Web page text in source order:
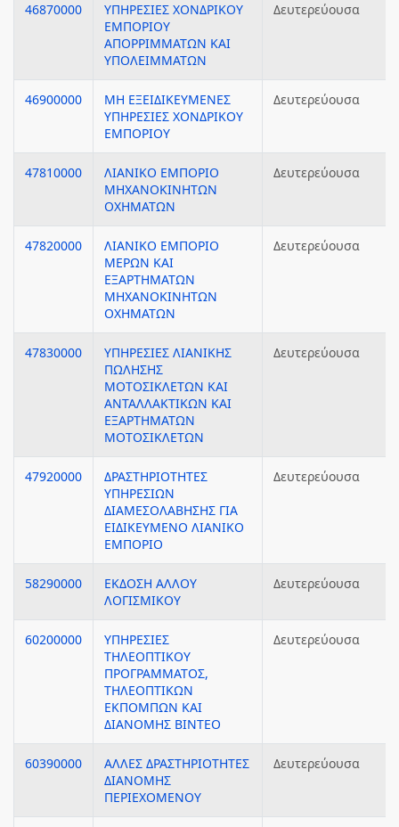
46870000
ΥΠΗΡΕΣΙΕΣ ΧΟΝΔΡΙΚΟΥ
ΕΜΠΟΡΙΟΥ
ΑΠΟΡΡΙΜΜΑΤΩΝ ΚΑΙ
ΥΠΟΛΕΙΜΜΑΤΩΝ
Δευτερεύουσα
46900000
ΜΗ ΕΞΕΙΔΙΚΕΥΜΕΝΕΣ
ΥΠΗΡΕΣΙΕΣ ΧΟΝΔΡΙΚΟΥ
ΕΜΠΟΡΙΟΥ
Δευτερεύουσα
47810000
ΛΙΑΝΙΚΟ ΕΜΠΟΡΙΟ
ΜΗΧΑΝΟΚΙΝΗΤΩΝ
ΟΧΗΜΑΤΩΝ
Δευτερεύουσα
47820000
ΛΙΑΝΙΚΟ ΕΜΠΟΡΙΟ
ΜΕΡΩΝ ΚΑΙ
ΕΞΑΡΤΗΜΑΤΩΝ
ΜΗΧΑΝΟΚΙΝΗΤΩΝ
ΟΧΗΜΑΤΩΝ
Δευτερεύουσα
47830000
ΥΠΗΡΕΣΙΕΣ ΛΙΑΝΙΚΗΣ
ΠΩΛΗΣΗΣ
ΜΟΤΟΣΙΚΛΕΤΩΝ ΚΑΙ
ΑΝΤΑΛΛΑΚΤΙΚΩΝ ΚΑΙ
ΕΞΑΡΤΗΜΑΤΩΝ
ΜΟΤΟΣΙΚΛΕΤΩΝ
Δευτερεύουσα
47920000
ΔΡΑΣΤΗΡΙΟΤΗΤΕΣ
ΥΠΗΡΕΣΙΩΝ
ΔΙΑΜΕΣΟΛΑΒΗΣΗΣ ΓΙΑ
ΕΙΔΙΚΕΥΜΕΝΟ ΛΙΑΝΙΚΟ
ΕΜΠΟΡΙΟ
Δευτερεύουσα
58290000
ΕΚΔΟΣΗ ΑΛΛΟΥ
ΛΟΓΙΣΜΙΚΟΥ
Δευτερεύουσα
60200000
ΥΠΗΡΕΣΙΕΣ
ΤΗΛΕΟΠΤΙΚΟΥ
ΠΡΟΓΡΑΜΜΑΤΟΣ,
ΤΗΛΕΟΠΤΙΚΩΝ
ΕΚΠΟΜΠΩΝ ΚΑΙ
ΔΙΑΝΟΜΗΣ ΒΙΝΤΕΟ
Δευτερεύουσα
60390000
ΑΛΛΕΣ ΔΡΑΣΤΗΡΙΟΤΗΤΕΣ
ΔΙΑΝΟΜΗΣ
ΠΕΡΙΕΧΟΜΕΝΟΥ
Δευτερεύουσα